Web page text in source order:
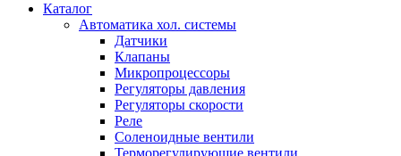
Каталог
Автоматика хол. системы
Датчики
Клапаны
Микропроцессоры
Регуляторы давления
Регуляторы скорости
Реле
Соленоидные вентили
Терморегулирующие вентили